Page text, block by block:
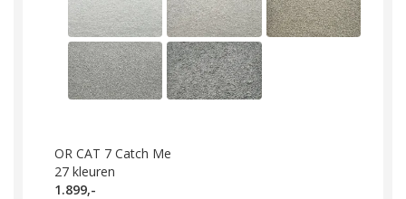
OR CAT 7 Catch Me
27 kleuren
1.899,-